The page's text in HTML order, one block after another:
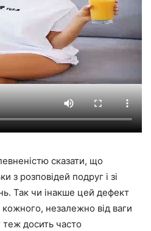
сказати, що
з розповідей подруг і зі
Так чи інакше цей дефект
незалежно від ваги
досить часто